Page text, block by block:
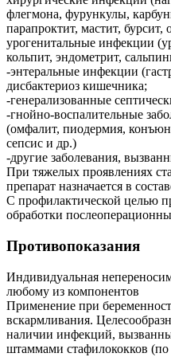
флегмона, фурункулы,
парапроктит, мастит, бурсит,
урогенитальные инфекции
кольпит, эндометрит,
-энтеральные инфекции
дисбактериоз кишечника;
-генерализованные
-гнойно-воспалительные
(омфалит, пиодермия,
сепсис и др.)
-другие заболевания,
При тяжелых проявлениях
препарат назначается в
С профилактической целью
обработки
Противопоказания
Индивидуальная
любому из компонентов
Применение при
вскармливания.
наличии инфекций,
штаммами стафилококков (по